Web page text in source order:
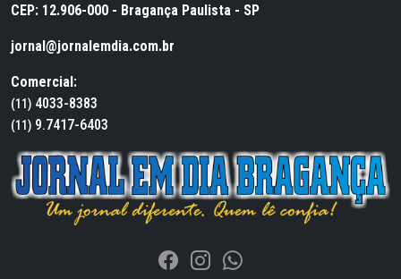
CEP: 12.906-000 - Bragança Paulista - SP
jornal@jornalemdia.com.br
Comercial:
(11) 4033-8383
(11) 9.7417-6403